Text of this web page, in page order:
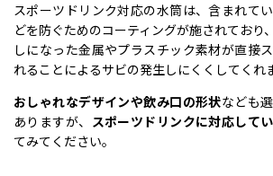
スポーツドリンク対応の水筒は、含まれて
どを防ぐためのコーティングが施されており
しになった金属やプラスチック素材が直接
れることによるサビの発生しにくくしてくれ
おしゃれなデザインや飲み口の形状なども
ありますが、 スポーツドリンクに対応して
てみてください。